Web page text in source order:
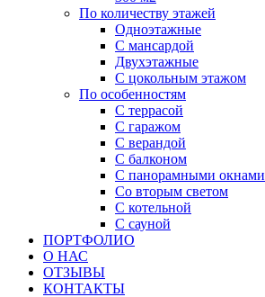
По количеству этажей
Одноэтажные
С мансардой
Двухэтажные
С цокольным этажом
По особенностям
С террасой
С гаражом
С верандой
С балконом
С панорамными окнами
Со вторым светом
С котельной
С сауной
ПОРТФОЛИО
О НАС
ОТЗЫВЫ
КОНТАКТЫ